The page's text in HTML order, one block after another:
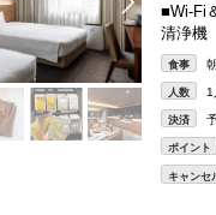
■Wi-Fi
清浄機
食事
人数 1
決済
ポイント
キャンセ